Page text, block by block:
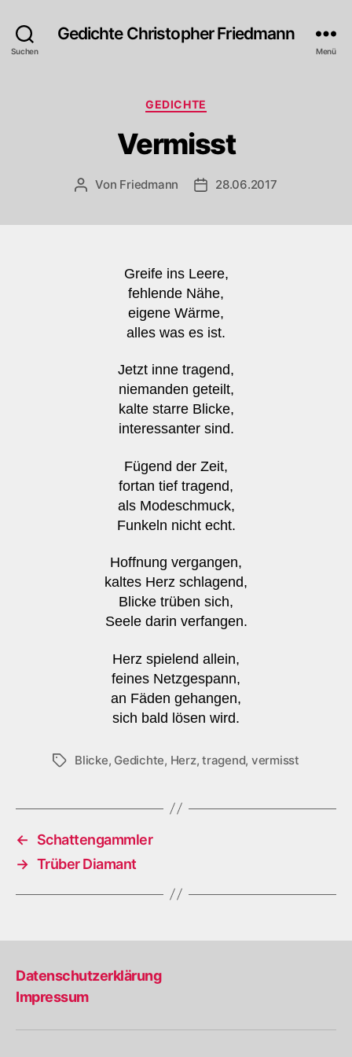
Suchen
Gedichte Christopher Friedmann
Menü
Kategorien
GEDICHTE
Vermisst
Beitragsautor
Von Friedmann Veröffentlichungsdatum
28.06.2017
Greife ins Leere,
fehlende Nähe,
eigene Wärme,
alles was es ist.
Jetzt inne tragend,
niemanden geteilt,
kalte starre Blicke,
interessanter sind.
Fügend der Zeit,
fortan tief tragend,
als Modeschmuck,
Funkeln nicht echt.
Hoffnung vergangen,
kaltes Herz schlagend,
Blicke trüben sich,
Seele darin verfangen.
Herz spielend allein,
feines Netzgespann,
an Fäden gehangen,
sich bald lösen wird.
Schlagwörter
Blicke, Gedichte, Herz,tragend, vermisst
←
Schattengammler
→ Trüber Diamant
Datenschutzerklärung
Impressum